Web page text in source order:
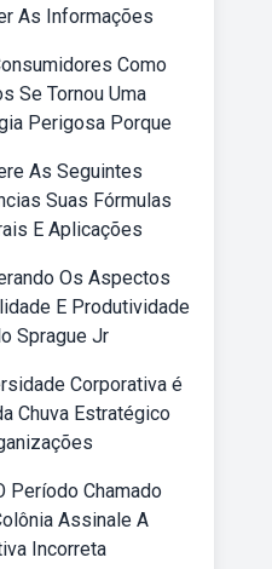
As Informações
Como
Se Tornou Uma
Perigosa Porque
As Seguintes
Suas Fórmulas
E Aplicações
Os Aspectos
E Produtividade
Sprague Jr
Corporativa é
Chuva Estratégico
Período Chamado
Assinale A
Incorreta